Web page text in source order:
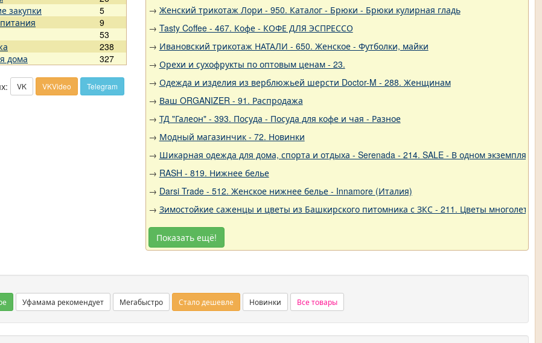
закупки
5
9
53
238
дома
327
VK VKVideo Telegram
→ Женский трикотаж Лори - 950. Каталог - Брюки - Брюки кулирная гладь
→ Tasty Coffee - 467. Кофе - КОФЕ ДЛЯ ЭСПРЕССО
→ Ивановский трикотаж НАТАЛИ - 650. Женское - Футболки, майки
→ Орехи и сухофрукты по оптовым ценам - 23.
→ Одежда и изделия из верблюжьей шерсти Doctor-M - 288. Женщинам
→ Ваш ORGANIZER - 91. Распродажа
→ ТД "Галеон" - 393. Посуда - Посуда для кофе и чая - Разное
→ Модный магазинчик - 72. Новинки
→ Шикарная одежда для дома, спорта и отдыха - Serenada - 214. SALE - В одном экземпляре!
→ RASH - 819. Нижнее белье
→ Darsi Trade - 512. Женское нижнее белье - Innamore (Италия)
→ Зимостойкие саженцы и цветы из Башкирского питомника с ЗКС - 211. Цветы
Показать ещё!
Уфамама рекомендует Мегабыстро Стало дешевле Новинки Все товары